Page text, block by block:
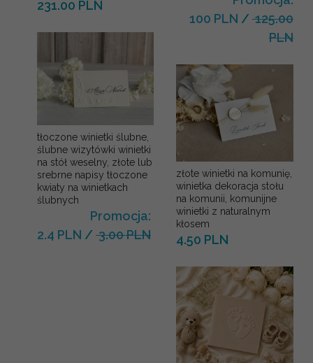
231.00 PLN
tłoczone winietki ślubne,
ślubne wizytówki winietki
na stół weselny, złote lub
srebrne napisy tłoczone
kwiaty na winietkach
ślubnych
Promocja:
2.4 PLN / 3.00 PLN
100 PLN /125.00
PLN
złote winietki na komunię,
winietka dekoracja stołu
na komunii, komunijne
winietki z naturalnym
kłosem
4.50 PLN